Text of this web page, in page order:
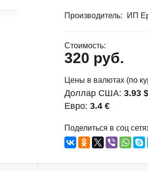
Производитель: ИП
Стоимость:
320 руб.
Цены в валютах (по
Доллар США: 3.93 $
Евро: 3.4 €
Поделиться в соц